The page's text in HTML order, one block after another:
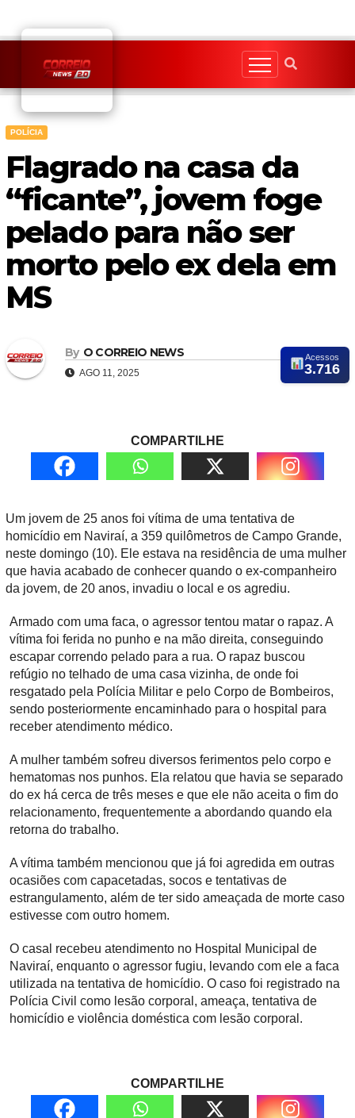
content
POLÍCIA
Flagrado na casa da
“ficante”, jovem foge
pelado para não ser
morto pelo ex dela em
MS
By O CORREIO NEWS
AGO 11, 2025
Acessos
3.716
COMPARTILHE
Um jovem de 25 anos foi vítima de uma tentativa de
homicídio em Naviraí, a 359 quilômetros de Campo Grande,
neste domingo (10). Ele estava na residência de uma mulher
que havia acabado de conhecer quando o ex-companheiro
da jovem, de 20 anos, invadiu o local e os agrediu.
Armado com uma faca, o agressor tentou matar o rapaz. A
vítima foi ferida no punho e na mão direita, conseguindo
escapar correndo pelado para a rua. O rapaz buscou
refúgio no telhado de uma casa vizinha, de onde foi
resgatado pela Polícia Militar e pelo Corpo de Bombeiros,
sendo posteriormente encaminhado para o hospital para
receber atendimento médico.
A mulher também sofreu diversos ferimentos pelo corpo e
hematomas nos punhos. Ela relatou que havia se separado
do ex há cerca de três meses e que ele não aceita o fim do
relacionamento, frequentemente a abordando quando ela
retorna do trabalho.
A vítima também mencionou que já foi agredida em outras
ocasiões com capacetadas, socos e tentativas de
estrangulamento, além de ter sido ameaçada de morte caso
estivesse com outro homem.
O casal recebeu atendimento no Hospital Municipal de
Naviraí, enquanto o agressor fugiu, levando com ele a faca
utilizada na tentativa de homicídio. O caso foi registrado na
Polícia Civil como lesão corporal, ameaça, tentativa de
homicídio e violência doméstica com lesão corporal.
COMPARTILHE